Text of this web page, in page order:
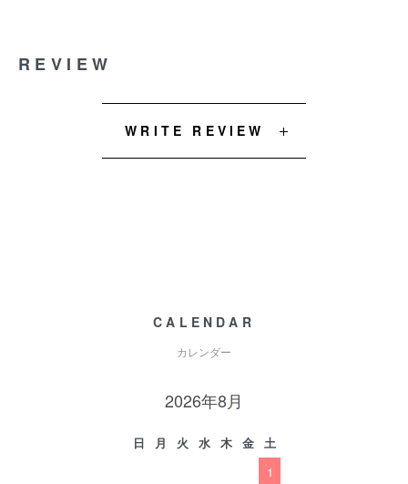
REVIEW
WRITE REVIEW
CALENDAR
カレンダー
2026年8月
日 月 火 水 木 金
土
1